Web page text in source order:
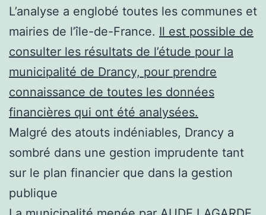
L’analyse a englobé toutes les communes et
mairies de l’île-de-France. Il est possible de
consulter les résultats de l’étude pour la
municipalité de Drancy, pour prendre
connaissance de toutes les données
financières qui ont été analysées.
Malgré des atouts indéniables, Drancy a
sombré dans une gestion imprudente tant
sur le plan financier que dans la gestion
publique